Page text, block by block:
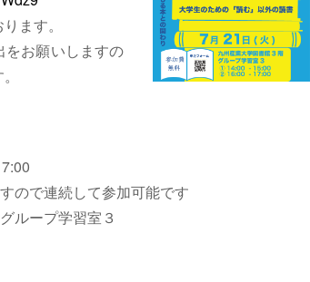
ます。
をお願いしますの
ので連続して参加可能です
ループ学習室３